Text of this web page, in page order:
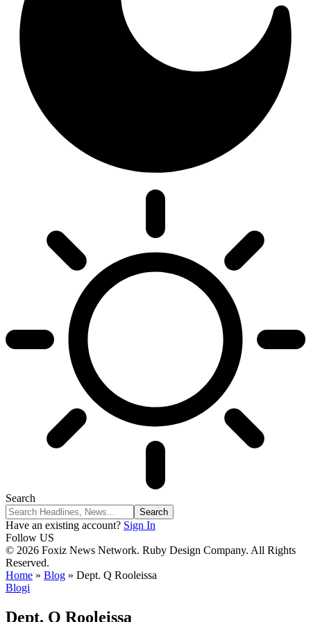
Search
Have an existing account? Sign In
Follow US
© 2026 Foxiz News Network. Ruby Design Company. All Rights
Reserved.
Home » Blog » Dept. Q Rooleissa
Blogi
Dept. Q Rooleissa